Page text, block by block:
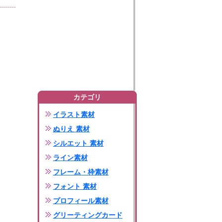
カテゴリ
イラスト素材
ぬりえ 素材
シルエット 素材
ライン素材
フレーム・枠素材
フォント 素材
プロフィール素材
グリーティングカード